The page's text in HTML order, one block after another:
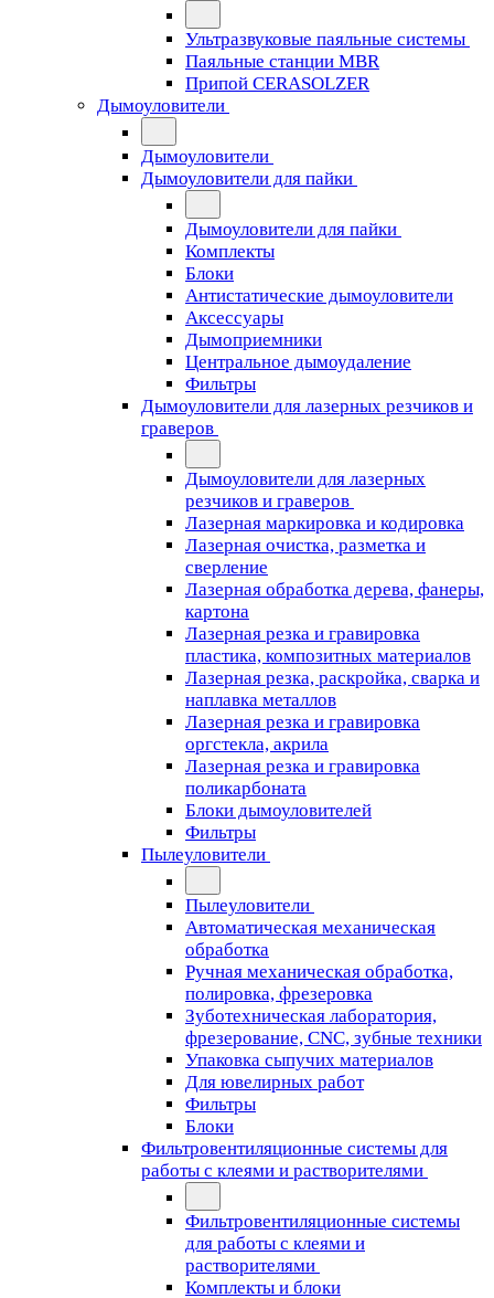
Ультразвуковые паяльные системы
Паяльные станции MBR
Припой CERASOLZER
Дымоуловители
Дымоуловители
Дымоуловители для пайки
Дымоуловители для пайки
Комплекты
Блоки
Антистатические дымоуловители
Аксессуары
Дымоприемники
Центральное дымоудаление
Фильтры
Дымоуловители для лазерных резчиков и
граверов
Дымоуловители для лазерных
резчиков и граверов
Лазерная маркировка и кодировка
Лазерная очистка, разметка и
сверление
Лазерная обработка дерева, фанеры,
картона
Лазерная резка и гравировка
пластика, композитных материалов
Лазерная резка, раскройка, сварка и
наплавка металлов
Лазерная резка и гравировка
оргстекла, акрила
Лазерная резка и гравировка
поликарбоната
Блоки дымоуловителей
Фильтры
Пылеуловители
Пылеуловители
Автоматическая механическая
обработка
Ручная механическая обработка,
полировка, фрезеровка
Зуботехническая лаборатория,
фрезерование, CNC, зубные техники
Упаковка сыпучих материалов
Для ювелирных работ
Фильтры
Блоки
Фильтровентиляционные системы для
работы с клеями и растворителями
Фильтровентиляционные системы
для работы с клеями и
растворителями
Комплекты и блоки